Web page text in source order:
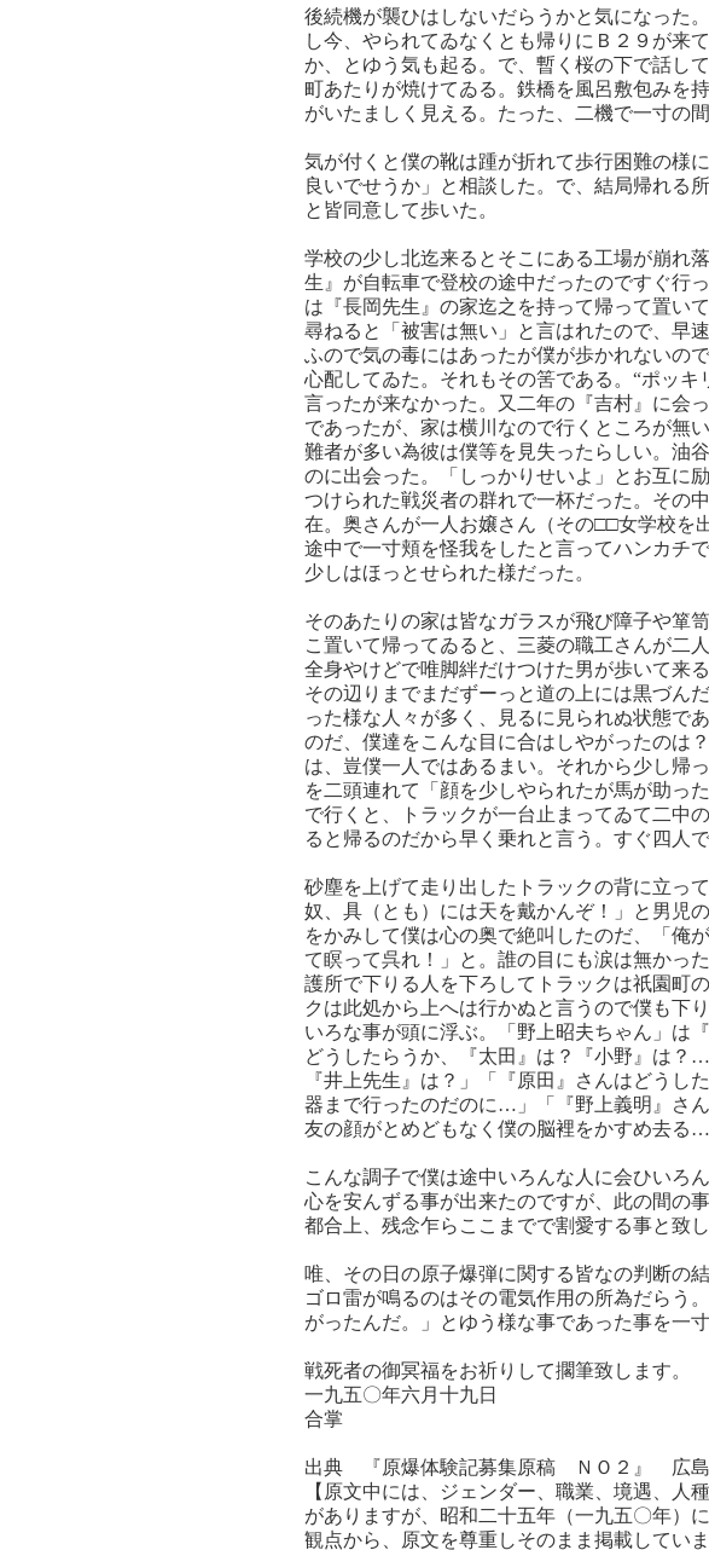
後続機が襲ひはしないだらうかと気になった
し今、やられてゐなくとも帰りにＢ２９が来
か、とゆう気も起る。で、暫く桜の下で話し
町あたりが焼けてゐる。鉄橋を風呂敷包みを
がいたましく見える。たった、二機で一寸の
気が付くと僕の靴は踵が折れて歩行困難の様
良いでせうか」と相談した。で、結局帰れる
と皆同意して歩いた。
学校の少し北迄来るとそこにある工場が崩れ
生』が自転車で登校の途中だったのですぐ行
は『長岡先生』の家迄之を持って帰って置い
尋ねると「被害は無い」と言はれたので、早
ふので気の毒にはあったが僕が歩かれないの
心配してゐた。それもその筈である。“ポッ
言ったが来なかった。又二年の『吉村』に会
であったが、家は横川なので行くところが無
難者が多い為彼は僕等を見失ったらしい。油
のに出会った。「しっかりせいよ」とお互に
つけられた戦災者の群れで一杯だった。その
在。奥さんが一人お嬢さん（その□□女学校を
途中で一寸頬を怪我をしたと言ってハンカチ
少しはほっとせられた様だった。
そのあたりの家は皆なガラスが飛び障子や箪
こ置いて帰ってゐると、三菱の職工さんが二
全身やけどで唯脚絆だけつけた男が歩いて来
その辺りまでまだずーっと道の上には黒づん
った様な人々が多く、見るに見られぬ状態で
のだ、僕達をこんな目に合はしやがったの
は、豈僕一人ではあるまい。それから少し帰
を二頭連れて「顔を少しやられたが馬が助っ
で行くと、トラックが一台止まってゐて二中
ると帰るのだから早く乗れと言う。すぐ四人
砂塵を上げて走り出したトラックの背に立っ
奴、具（とも）には天を戴かんぞ！」と男児
をかみして僕は心の奥で絶叫したのだ、「俺
て瞑って呉れ！」と。誰の目にも涙は無かっ
護所で下りる人を下ろしてトラックは祇園町
クは此処から上へは行かぬと言うので僕も下
いろな事が頭に浮ぶ。「野上昭夫ちゃん」は
どうしたらうか、『太田』は？『小野』は？
『井上先生』は？」「『原田』さんはどう
器まで行ったのだのに…」「『野上義明』さ
友の顔がとめどもなく僕の脳裡をかすめ去る
こんな調子で僕は途中いろんな人に会ひいろ
心を安んずる事が出来たのですが、此の間の
都合上、残念乍らここまでで割愛する事と致し
唯、その日の原子爆弾に関する皆なの判断の
ゴロ雷が鳴るのはその電気作用の所為だらう
がったんだ。」とゆう様な事であった事を一
戦死者の御冥福をお祈りして擱筆致します。
一九五〇年六月十九日
合掌
出典 『原爆体験記募集原稿 ＮＯ２』 広島
【原文中には、ジェンダー、職業、境遇、人
がありますが、昭和二十五年（一九五〇年）
観点から、原文を尊重しそのまま掲載していま